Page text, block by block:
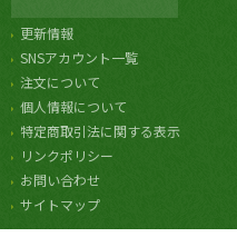
更新情報
SNSアカウント一覧
注文について
個人情報について
特定商取引法に関する表示
リンクポリシー
お問い合わせ
サイトマップ